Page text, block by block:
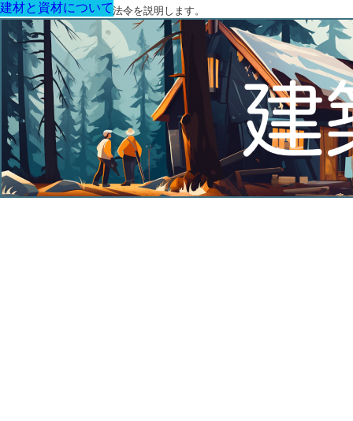
建築に関する用語と関連法令を説明します。
建材と資材について
建材と資材について
建材と資材について
建材と資材について
建材と資材について
建材と資材について
建材と資材について